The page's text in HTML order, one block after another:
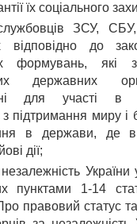
їх соціального
ЗСУ,
відповідно до
формувань, які
державних
для участі в
з підтримання миру і
в держави, де
дії;
України
пунктами 1-14
правовий статус